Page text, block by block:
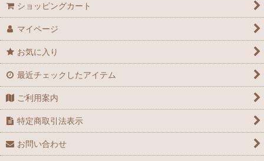
ショッピングカート
マイページ
お気に入り
最近チェックしたアイテム
ご利用案内
特定商取引法表示
お問い合わせ